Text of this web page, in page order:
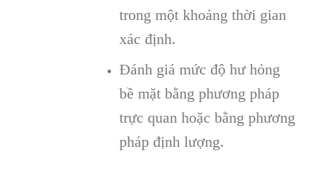
trong một khoảng thời gian
xác định.
Đánh giá mức độ hư hỏng
bề mặt bằng phương pháp
trực quan hoặc bằng phương
pháp định lượng.